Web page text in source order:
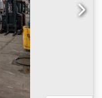
Hatalara ve
lütfen
başka